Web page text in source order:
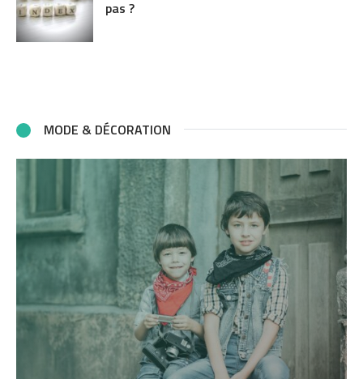
pas ?
MODE & DÉCORATION